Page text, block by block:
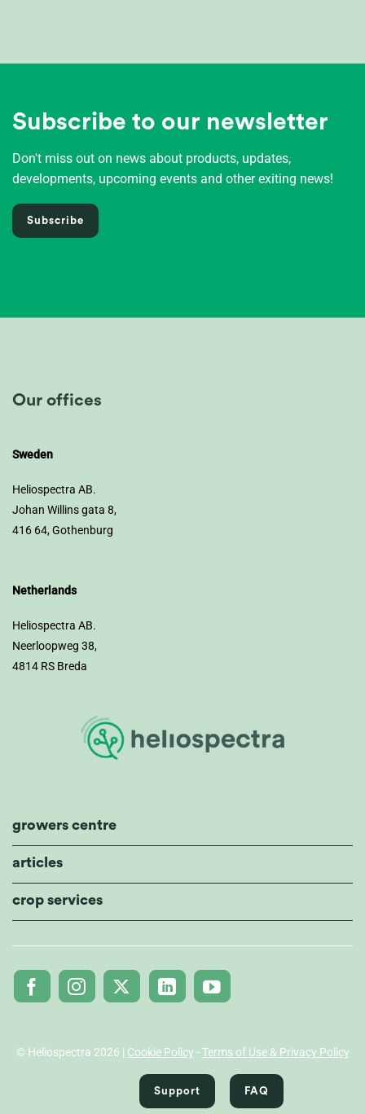
Subscribe to our newsletter
Don't miss out on news about products, updates,
developments, upcoming events and other exiting news!
Subscribe
Our offices
Sweden
Heliospectra AB.
Johan Willins gata 8,
416 64, Gothenburg
Netherlands
Heliospectra AB.
Neerloopweg 38,
4814 RS Breda
growers centre
articles
crop services
© Heliospectra 2026 | Cookie Policy -Terms of Use & Privacy Policy
Support FAQ